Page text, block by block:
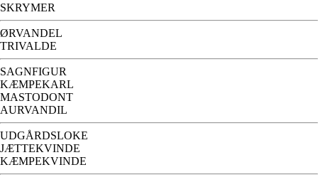
SKRYMER
ØRVANDEL
TRIVALDE
SAGNFIGUR
KÆMPEKARL
MASTODONT
AURVANDIL
UDGÅRDSLOKE
JÆTTEKVINDE
KÆMPEKVINDE